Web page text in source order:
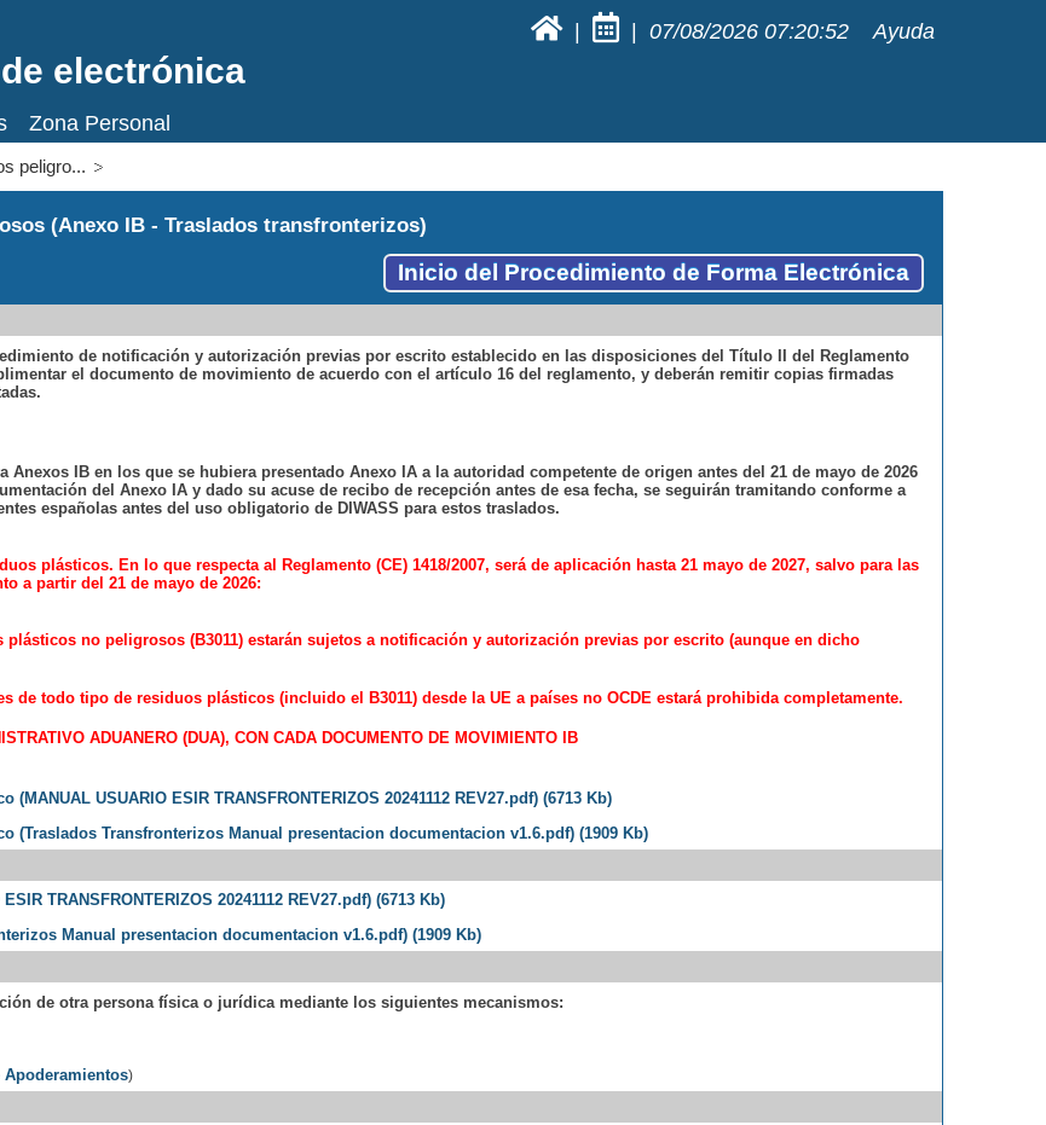
07/08/2026 07:20:52 Ayuda
electrónica
Zona Personal
peligro...
(Anexo IB - Traslados transfronterizos)
Inicio del Procedimiento de Forma Electrónica
de notificación y autorización previas por escrito establecido en las disposiciones del Título II del Reglamento
el documento de movimiento de acuerdo con el artículo 16 del reglamento, y deberán remitir copias firmadas
Anexos IB en los que se hubiera presentado Anexo IA a la autoridad competente de origen antes del 21 de mayo de 2026
del Anexo IA y dado su acuse de recibo de recepción antes de esa fecha, se seguirán tramitando conforme a
españolas antes del uso obligatorio de DIWASS para estos traslados.
plásticos. En lo que respecta al Reglamento (CE) 1418/2007, será de aplicación hasta 21 mayo de 2027, salvo para las
a partir del 21 de mayo de 2026:
plásticos no peligrosos (B3011) estarán sujetos a notificación y autorización previas por escrito (aunque en dicho
de todo tipo de residuos plásticos (incluido el B3011) desde la UE a países no OCDE estará prohibida completamente.
ADUANERO (DUA), CON CADA DOCUMENTO DE MOVIMIENTO IB
USUARIO ESIR TRANSFRONTERIZOS 20241112 REV27.pdf) (6713 Kb)
(Traslados Transfronterizos Manual presentacion documentacion v1.6.pdf) (1909 Kb)
TRANSFRONTERIZOS 20241112 REV27.pdf) (6713 Kb)
Manual presentacion documentacion v1.6.pdf) (1909 Kb)
de otra persona física o jurídica mediante los siguientes mecanismos:
)